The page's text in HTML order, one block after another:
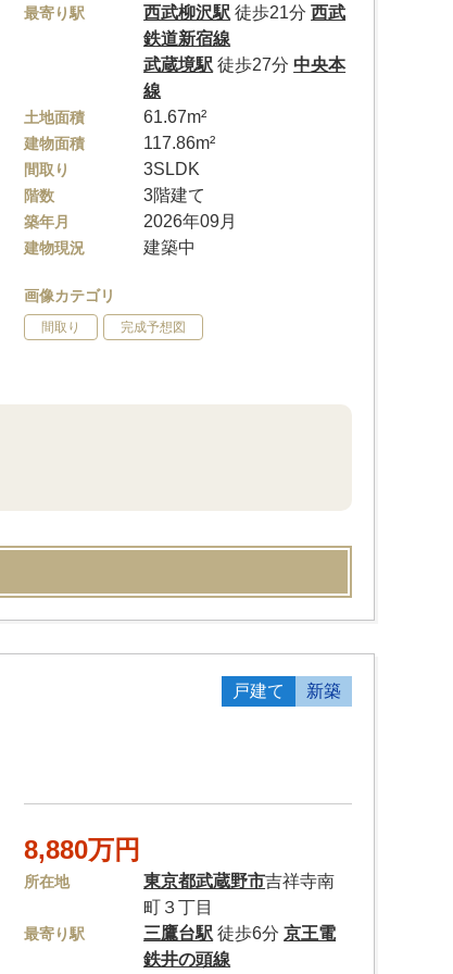
最寄り駅 西武柳沢駅 徒歩21分西武
鉄道新宿線
武蔵境駅 徒歩27分 中央本
線
土地面積 61.67m²
建物面積 117.86m²
間取り 3SLDK
階数 3階建て
築年月 2026年09月
建物現況 建築中
画像カテゴリ
間取り 完成予想図
戸建て 新築
8,880万円
所在地 東京都武蔵野市吉祥寺南
町３丁目
最寄り駅 三鷹台駅 徒歩6分京王電
鉄井の頭線